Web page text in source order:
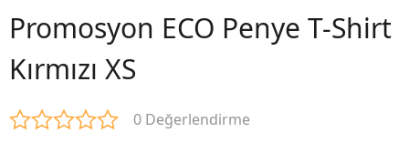
Promosyon ECO Penye T-Shirt
Kırmızı XS
0 Değerlendirme